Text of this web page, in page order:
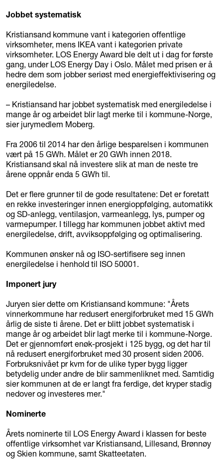
Jobbet systematisk
Kristiansand kommune vant i kategorien offentlige
virksomheter, mens IKEA vant i kategorien private
virksomheter. LOS Energy Award ble delt ut i dag for første
gang, under LOS Energy Day i Oslo. Målet med prisen er å
hedre dem som jobber seriøst med energieffektivisering og
energiledelse.
– Kristiansand har jobbet systematisk med energiledelse i
mange år og arbeidet blir lagt merke til i kommune-Norge,
sier jurymedlem Moberg.
Fra 2006 til 2014 har den årlige besparelsen i kommunen
vært på 15 GWh. Målet er 20 GWh innen 2018.
Kristiansand skal nå investere slik at man de neste tre
årene oppnår enda 5 GWh til.
Det er flere grunner til de gode resultatene: Det er foretatt
en rekke investeringer innen energioppfølging, automatikk
og SD-anlegg, ventilasjon, varmeanlegg, lys, pumper og
varmepumper. I tillegg har kommunen jobbet aktivt med
energiledelse, drift, avviksoppfølging og optimalisering.
Kommunen ønsker nå og ISO-sertifisere seg innen
energiledelse i henhold til ISO 50001.
Imponert jury
Juryen sier dette om Kristiansand kommune: "Årets
vinnerkommune har redusert energiforbruket med 15 GWh
årlig de siste ti årene. Det er blitt jobbet systematisk i
mange år og arbeidet blir lagt merke til i kommune-Norge.
Det er gjennomført enøk-prosjekt i 125 bygg, og det har til
nå redusert energiforbruket med 30 prosent siden 2006.
Forbruksnivået pr kvm for de ulike typer bygg ligger
betydelig under andre de blir sammenliknet med. Samtidig
sier kommunen at de er langt fra ferdige, det kryper stadig
nedover og investeres mer."
Nominerte
Årets nominerte til LOS Energy Award i klassen for beste
offentlige virksomhet var Kristiansand, Lillesand, Brønnøy
og Skien kommune, samt Skatteetaten.